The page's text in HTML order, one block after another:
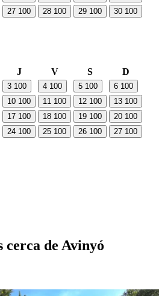
27 100 28 100 29 100 30 100
J V S D
3 100 4 100 5 100 6 100
10 100 11 100 12 100 13 100
17 100 18 100 19 100 20 100
24 100 25 100 26 100 27 100
cerca de Avinyó